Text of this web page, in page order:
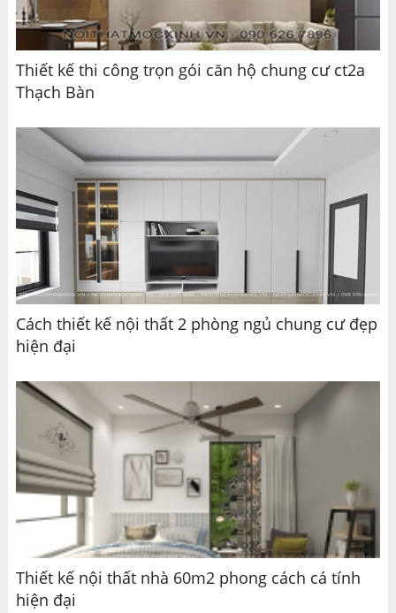
Thiết kế thi công trọn gói căn hộ chung cư ct2a
Thạch Bàn
Cách thiết kế nội thất 2 phòng ngủ chung cư đẹp
hiện đại
Thiết kế nội thất nhà 60m2 phong cách cá tính
hiện đại